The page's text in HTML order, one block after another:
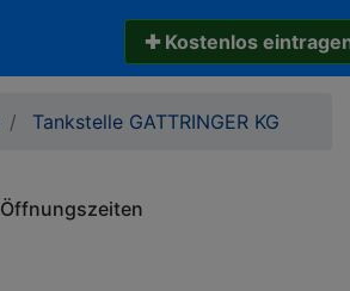
✚ Kostenlos
Tankstelle GATTRINGER KG
Öffnungszeiten